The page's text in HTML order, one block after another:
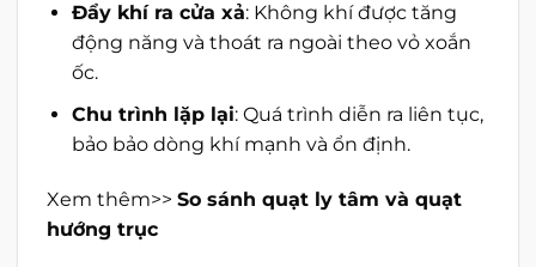
Đẩy khí ra cửa xả: Không khí được tăng
động năng và thoát ra ngoài theo vỏ xoắn
ốc.
Chu trình lặp lại: Quá trình diễn ra liên tục,
bảo bảo dòng khí mạnh và ổn định.
Xem thêm>> So sánh quạt ly tâm và quạt
hướng trục